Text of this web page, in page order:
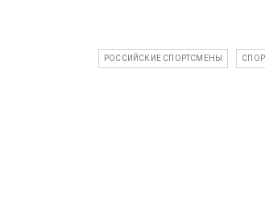
РОССИЙСКИЕ СПОРТСМЕНЫ